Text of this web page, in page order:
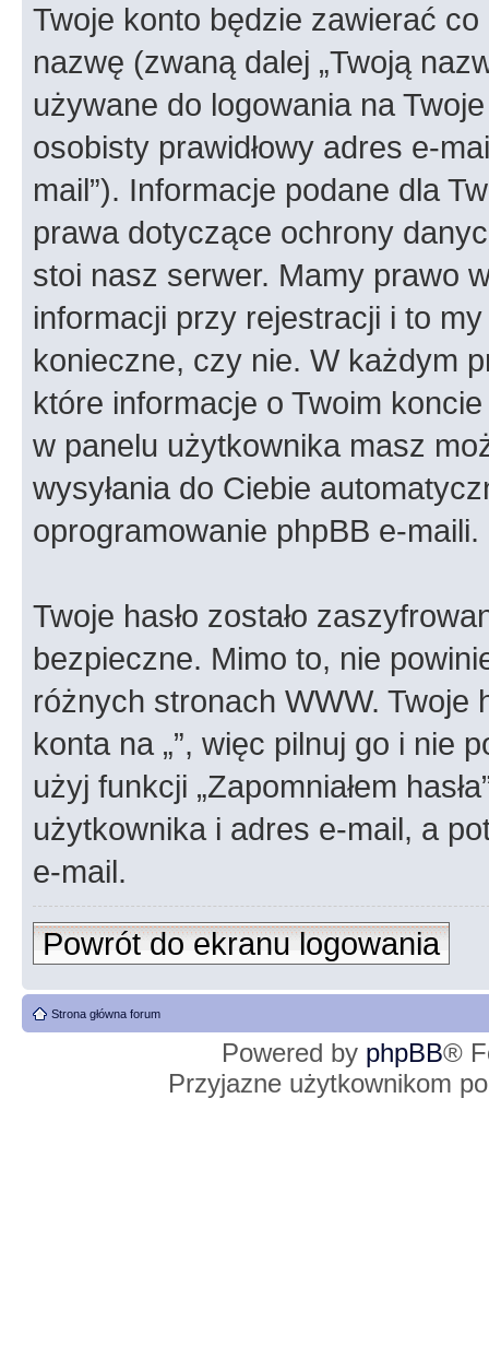
Twoje konto będzie zawierać
nazwę (zwaną dalej „Twoją
używane do logowania na
osobisty prawidłowy adres e-
mail”). Informacje podane dla
prawa dotyczące ochrony
stoi nasz serwer. Mamy prawo
informacji przy rejestracji i to
konieczne, czy nie. W każdym
które informacje o Twoim
w panelu użytkownika masz
wysyłania do Ciebie
oprogramowanie phpBB e-maili.
Twoje hasło zostało
bezpieczne. Mimo to, nie
różnych stronach WWW. Twoje
konta na „”, więc pilnuj go i nie
użyj funkcji „Zapomniałem
użytkownika i adres e-mail, a
e-mail.
Powrót do ekranu logowania
Strona główna forum
Powered by phpBB®
Przyjazne użytkownikom